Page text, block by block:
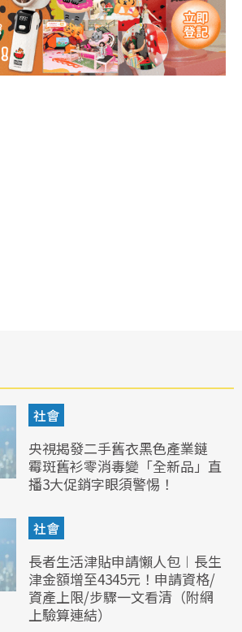
社會
央視揭發二手舊衣黑色產業鏈
霉斑舊衫零消毒變「全新品」直
播3大促銷字眼須警惕！
社會
長者生活津貼申請懶人包︱長生
津金額增至4345元！申請資格/
資產上限/步驟一文看清（附網
上驗算連結）